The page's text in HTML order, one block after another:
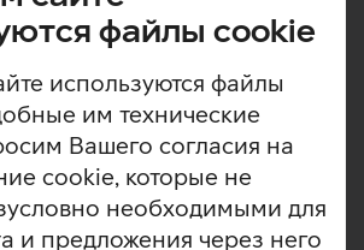
файлы cookie
используются файлы
им технические
Вашего согласия на
cookie, которые не
необходимыми для
и предложения через него
впечатление для пользователя.
экрана разрабатывается с целью
стекло выступает в роли
защищая телефон от ударов и
уровень предотвращения
для функциональности и
Помимо этого, защитное
слоем, препятствующим